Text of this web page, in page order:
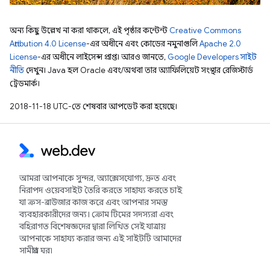
অন্য কিছু উল্লেখ না করা থাকলে, এই পৃষ্ঠার কন্টেন্ট Creative Commons
Attribution 4.0 License-এর অধীনে এবং কোডের নমুনাগুলিApache 2.0
License-এর অধীনে লাইসেন্স প্রাপ্ত। আরও জানতে, Google Developers সাইট
নীতিদেখুন। Java হল Oracle এবং/অথবা তার অ্যাফিলিয়েট সংস্থার রেজিস্টার্ড
ট্রেডমার্ক।
2018-11-18 UTC-তে শেষবার আপডেট করা হয়েছে।
আমরা আপনাকে সুন্দর, অ্যাক্সেসযোগ্য, দ্রুত এবং
নিরাপদ ওয়েবসাইট তৈরি করতে সাহায্য করতে চাই
যা ক্রস-ব্রাউজার কাজ করে এবং আপনার সমস্ত
ব্যবহারকারীদের জন্য। ক্রোম টিমের সদস্যরা এবং
বহিরাগত বিশেষজ্ঞদের দ্বারা লিখিত সেই যাত্রায়
আপনাকে সাহায্য করার জন্য এই সাইটটি আমাদের
সামগ্রীর ঘর৷